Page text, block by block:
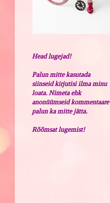
Head lugejad!
Palun mitte kasutada
siinseid kirjutisi ilma minu
loata. Nimeta ehk
anonüümseid kommentaare
palun ka mitte jätta.
Rõõmsat lugemist!